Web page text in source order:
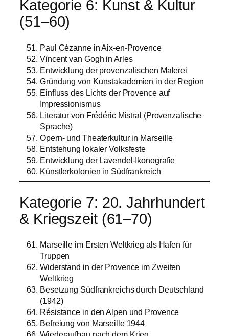
Kategorie 6: Kunst & Kultur
(51–60)
Paul Cézanne in Aix-en-Provence
Vincent van Gogh in Arles
Entwicklung der provenzalischen Malerei
Gründung von Kunstakademien in der Region
Einfluss des Lichts der Provence auf
Impressionismus
Literatur von Frédéric Mistral (Provenzalische
Sprache)
Opern- und Theaterkultur in Marseille
Entstehung lokaler Volksfeste
Entwicklung der Lavendel-Ikonografie
Künstlerkolonien in Südfrankreich
Kategorie 7: 20. Jahrhundert
& Kriegszeit (61–70)
Marseille im Ersten Weltkrieg als Hafen für
Truppen
Widerstand in der Provence im Zweiten
Weltkrieg
Besetzung Südfrankreichs durch Deutschland
(1942)
Résistance in den Alpen und Provence
Befreiung von Marseille 1944